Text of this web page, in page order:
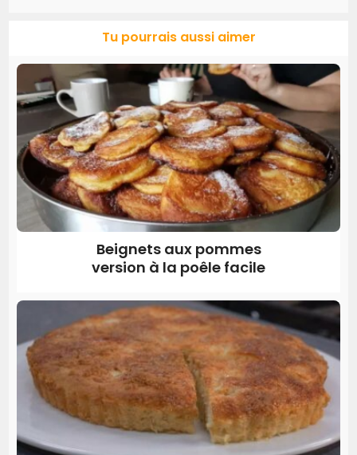
Tu pourrais aussi aimer
Beignets aux pommes
version à la poêle facile